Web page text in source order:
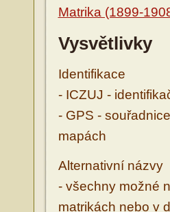
Matrika (1899-
Vysvětlivky
Identifikace
- ICZUJ -
- GPS -
mapách
Alternativní názvy
- všechny možné
matrikách nebo v